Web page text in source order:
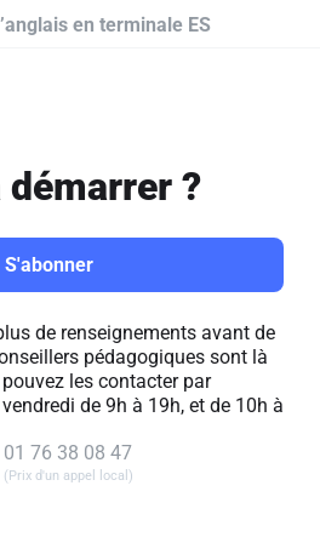
en terminale ES
démarrer ?
S'abonner
de renseignements avant de
pédagogiques sont là
les contacter par
de 9h à 19h, et de 10h à
01 76 38 08 47
(Prix d'un appel local)